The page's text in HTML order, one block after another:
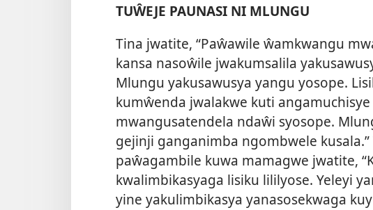
TUŴEJE PAUNASI NI MLUNGU
Tina jwatite, “Paŵawile ŵamkwangu
kansa nasoŵile jwakumsalila
Mlungu yakusawusya yangu yosope.
kumŵenda jwalakwe kuti
mwangusatendela ndaŵi syosope.
gejinji ganganimba ngombwele kusala.”
paŵagambile kuwa mamagwe jwatite,
kwalimbikasyaga lisiku lililyose. Yeleyi
yine yakulimbikasya yanasosekwaga